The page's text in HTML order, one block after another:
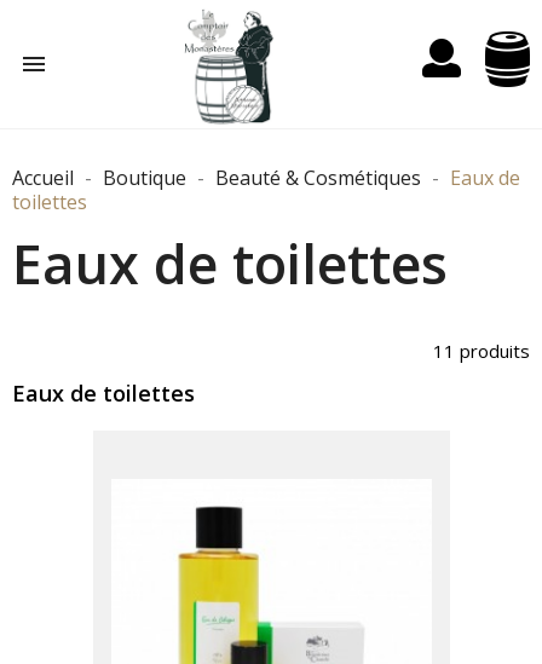

Accueil Boutique Beauté & Cosmétiques
Eaux de
toilettes
Eaux de toilettes
11 produits
Eaux de toilettes